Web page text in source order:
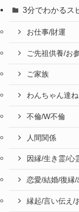
3分でわかるス
お仕事/財運
ご先祖供養/お
ご家族
わんちゃん達
不倫/W不倫
人間関係
因縁/生き霊/心
恋愛/結婚/復縁/
縁起/言い伝え/